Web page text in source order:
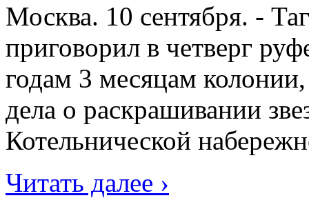
Москва. 10 сентября. -
приговорил в четверг
годам 3 месяцам
дела о раскрашивании
Котельнической
Читать далее ›